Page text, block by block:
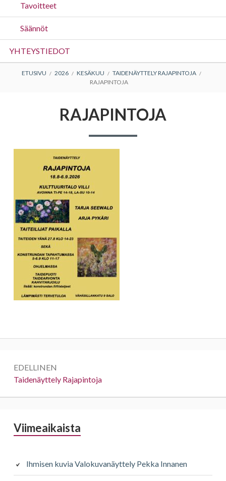
Tavoitteet
Säännöt
YHTEYSTIEDOT
MURUPOLKU
ETUSIVU 2026 KESÄKUU
TAIDENÄYTTELY RAJAPINTOJA
RAJAPINTOJA
RAJAPINTOJA
selaus
EDELLINEN
Edellinen:
Taidenäyttely Rajapintoja
Sivupalkki
Viimeaikaista
Ihmisen kuvia Valokuvanäyttely Pekka Innanen